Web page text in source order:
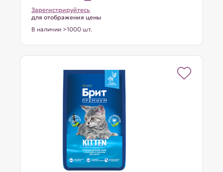
Зарегистрируйтесь
для отображения цены
В наличии >1000 шт.